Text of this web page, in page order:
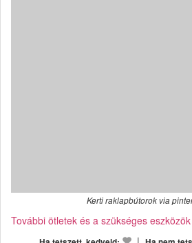
Kerti raklapbútorok via
További ötletek és a szükséges